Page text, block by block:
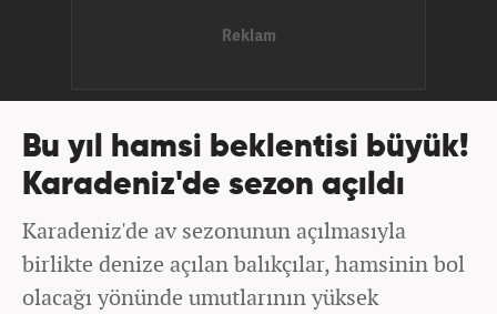
Bu yıl hamsi beklentisi büyük!
Karadeniz'de sezon açıldı
Karadeniz'de av sezonunun açılmasıyla
birlikte denize açılan balıkçılar, hamsinin bol
olacağı yönünde umutlarının yüksek